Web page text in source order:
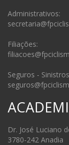
Administrativos:
Filiações:
Seguros -
Dr. José Luciano
3780-242 Anadia